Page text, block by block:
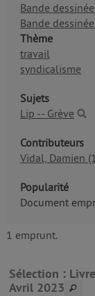
Bande
Bande
Thème
travail
syndicalisme
Sujets
Lip -- Grève
Contributeurs
Vidal, Damien
Popularité
Document
1 emprunt.
Sélection :
Avril 2023